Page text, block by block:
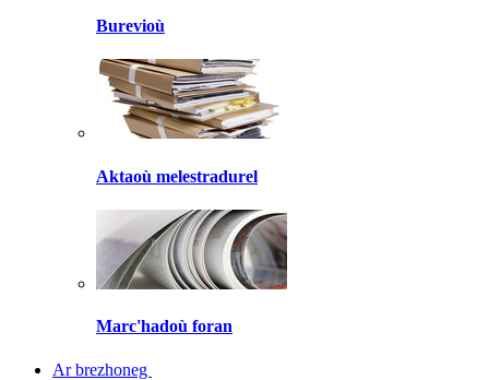
Burevioù
Aktaoù melestradurel
Marc'hadoù foran
Ar brezhoneg